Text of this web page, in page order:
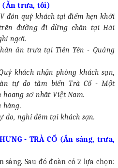
Đông Hưng: Người lớn chuẩn bị
trẻ em chuẩn bị bản sao giấy
4x6 nền trắng, giấy xác nhận trẻ
(Ăn trưa, tối)
đón quý khách tại điểm hẹn khởi
đường đi dừng chân tại Hải
ngơi.
ăn trưa tại Tiên Yên - Quảng
khách nhận phòng khách sạn,
tự do tắm biển Trà Cổ - Một
hoang sơ nhất Việt Nam.
hàng.
do, nghỉ đêm tại khách sạn.
- TRÀ CỔ (Ăn sáng, trưa,
sáng. Sau đó đoàn có 2 lựa chọn: